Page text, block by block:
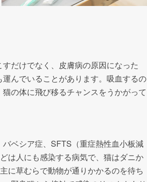
だけでなく、皮膚病の原因になった
んでいることがあります。吸血するの
の体に飛び移るチャンスをうかがって
ベシア症、SFTS（重症熱性血小板減
は人にも感染する病気で、猫はダニか
に草むらで動物が通りかかるのを待ち